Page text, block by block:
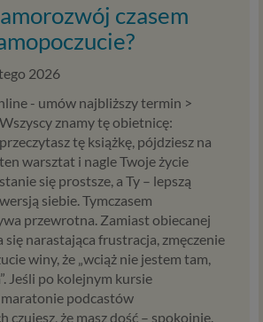
czasem
2026
- umów najbliższy termin >
Wszyscy znamy tę obietnicę:
przeczytasz tę książkę, pójdziesz na
ten warsztat i nagle Twoje życie
stanie się prostsze, a Ty – lepszą
wersją siebie. Tymczasem
przewrotna. Zamiast obiecanej
się narastająca frustracja, zmęczenie
winy, że „wciąż nie jestem tam,
Jeśli po kolejnym kursie
podcastów
czujesz, że masz dość – spokojnie.
konsultacyjnym czy w innej
przez Psychoradę. Dane osobowe
storage) instalowanych przez nas
Partnerów na naszych stronach i
używasz podczas korzystania z
przetwarzania
osobowych wymaga podstawy
kilka rodzajów takich
dla przetwarzania danych, a w
z naszych usług wystąpią, co do
przetwarzania do zawarcia lub